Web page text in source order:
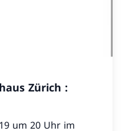
Zürich :
um 20 Uhr im